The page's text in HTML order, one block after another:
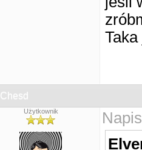
Chesd
Użytkownik